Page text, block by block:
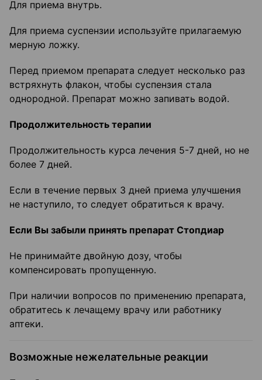
Для приема внутрь.
Для приема суспензии используйте прилагаемую
мерную ложку.
Перед приемом препарата следует несколько раз
встряхнуть флакон, чтобы суспензия стала
однородной. Препарат можно запивать водой.
Продолжительность терапии
Продолжительность курса лечения 5-7 дней, но не
более 7 дней.
Если в течение первых 3 дней приема улучшения
не наступило, то следует обратиться к врачу.
Если Вы забыли принять препарат Стопдиар
Не принимайте двойную дозу, чтобы
компенсировать пропущенную.
При наличии вопросов по применению препарата,
обратитесь к лечащему врачу или работнику
аптеки.
Возможные нежелательные реакции